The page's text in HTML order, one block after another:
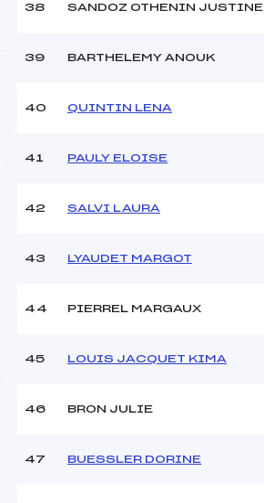
38 SANDOZ OTHENIN JUSTINE
39 BARTHELEMY ANOUK
40 QUINTIN LENA
41 PAULY ELOISE
42 SALVI LAURA
43 LYAUDET MARGOT
44 PIERREL MARGAUX
45 LOUIS JACQUET KIMA
46 BRON JULIE
47 BUESSLER DORINE